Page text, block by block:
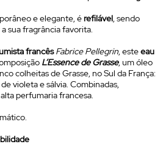
e elegante, érefilável, sendo
sua fragrância favorita.
francês Fabrice Pellegrin, esteeau
L’Essence de Grasse, um óleo
colheitas de Grasse, no Sul da França:
violeta e sálvia. Combinadas,
perfumaria francesa.